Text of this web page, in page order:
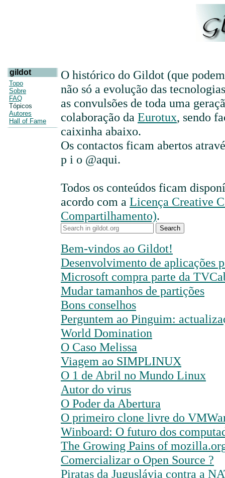
gildot
Topo
Sobre
FAQ
Tópicos
Autores
Hall of Fame
O histórico do Gildot (que
não só a evolução das
as convulsões de toda uma
colaboração da Eurotux, sendo
caixinha abaixo.
Os contactos ficam abertos
p i o @aqui.
Todos os conteúdos ficam
acordo com a Licença Creative
Compartilhamento).
Search
Bem-vindos ao Gildot!
Desenvolvimento de aplicações
Microsoft compra parte da
Mudar tamanhos de partições
Bons conselhos
Perguntem ao Pinguim:
World Domination
O Caso Melissa
Viagem ao SIMPLINUX
O 1 de Abril no Mundo Linux
Autor do virus
O Poder da Abertura
O primeiro clone livre do
Winboard: O futuro dos
The Growing Pains of
Comercializar o Open Source ?
Piratas da Juguslávia contra a